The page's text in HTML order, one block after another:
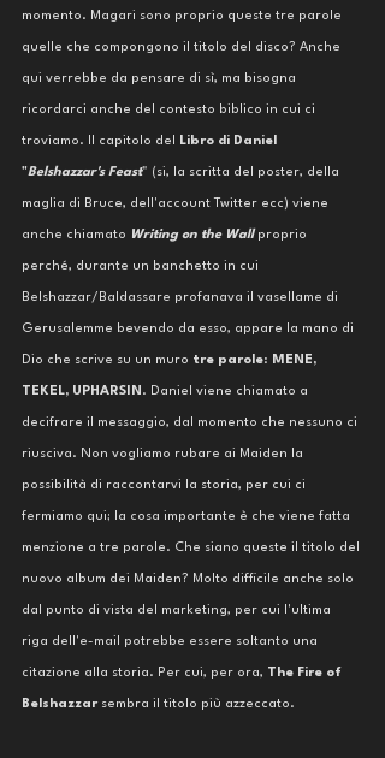
momento. Magari sono proprio queste tre parole
quelle che compongono il titolo del disco? Anche
qui verrebbe da pensare di sì, ma bisogna
ricordarci anche del contesto biblico in cui ci
troviamo. Il capitolo del Libro di Daniel
"Belshazzar's Feast" (si, la scritta del poster, della
maglia di Bruce, dell'account Twitter ecc) viene
anche chiamato Writing on the Wall proprio
perché, durante un banchetto in cui
Belshazzar/Baldassare profanava il vasellame di
Gerusalemme bevendo da esso, appare la mano di
Dio che scrive su un muro tre parole: MENE,
TEKEL, UPHARSIN . Daniel viene chiamato a
decifrare il messaggio, dal momento che nessuno ci
riusciva. Non vogliamo rubare ai Maiden la
possibilità di raccontarvi la storia, per cui ci
fermiamo qui; la cosa importante è che viene fatta
menzione a tre parole. Che siano queste il titolo del
nuovo album dei Maiden? Molto difficile anche solo
dal punto di vista del marketing, per cui l'ultima
riga dell'e-mail potrebbe essere soltanto una
citazione alla storia. Per cui, per ora, The Fire of
Belshazzar sembra il titolo più azzeccato.